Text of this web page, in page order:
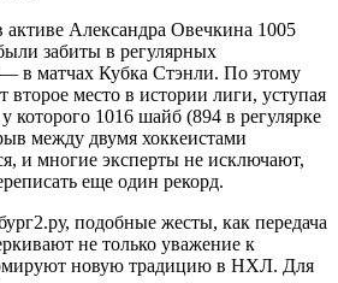
Александра Овечкина 1005
забиты в регулярных
в матчах Кубка Стэнли. По этому
второе место в истории лиги, уступая
которого 1016 шайб (894 в регулярке
между двумя хоккеистами
и многие эксперты не исключают,
еще один рекорд.
подобные жесты, как передача
не только уважение к
новую традицию в НХЛ. Для